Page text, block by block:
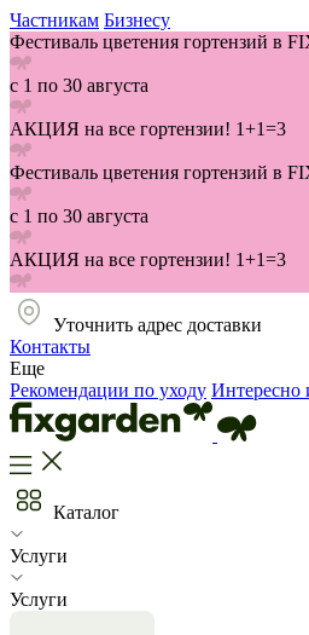
Частникам Бизнесу
Фестиваль цветения гортензий в
с 1 по 30 августа
АКЦИЯ на все гортензии! 1+1=3
Фестиваль цветения гортензий в
с 1 по 30 августа
АКЦИЯ на все гортензии! 1+1=3
Уточнить адрес доставки
Контакты
Еще
Рекомендации по уходу Интересно
Каталог
Услуги
Услуги